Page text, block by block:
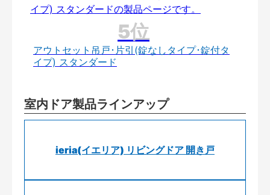
アウトセット吊戸･片引(錠なしタイプ･錠付タ
イプ) スタンダード
室内ドア製品ラインアップ
ieria(イエリア) リビングドア 開き戸